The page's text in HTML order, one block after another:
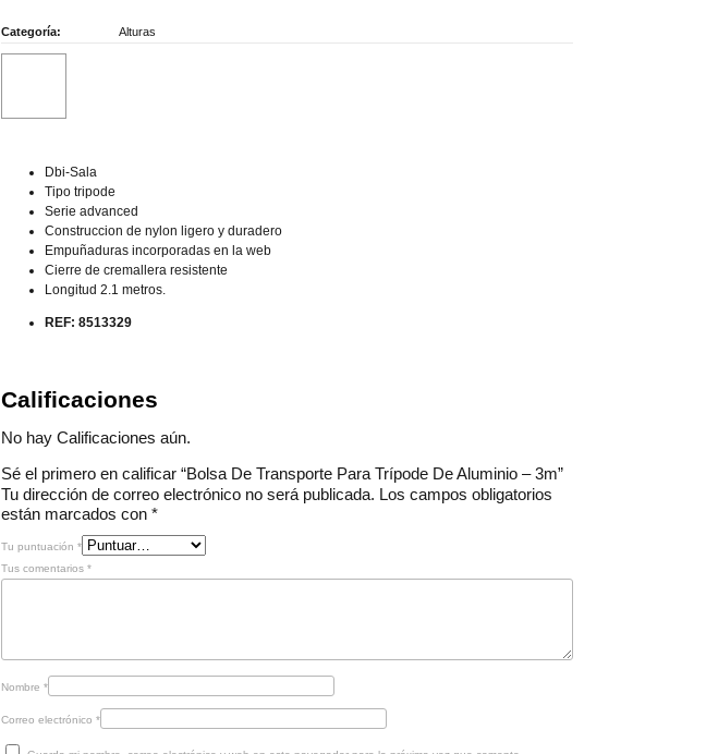
Categoría: Alturas
Dbi-Sala
Tipo tripode
Serie advanced
Construccion de nylon ligero y duradero
Empuñaduras incorporadas en la web
Cierre de cremallera resistente
Longitud 2.1 metros.
REF: 8513329
Calificaciones
No hay Calificaciones aún.
Sé el primero en calificar “Bolsa De Transporte Para Trípode De Aluminio – 3m”
Tu dirección de correo electrónico no será publicada. Los campos obligatorios
están marcados con*
Tu puntuación*
Tus comentarios*
Nombre*
Correo electrónico*